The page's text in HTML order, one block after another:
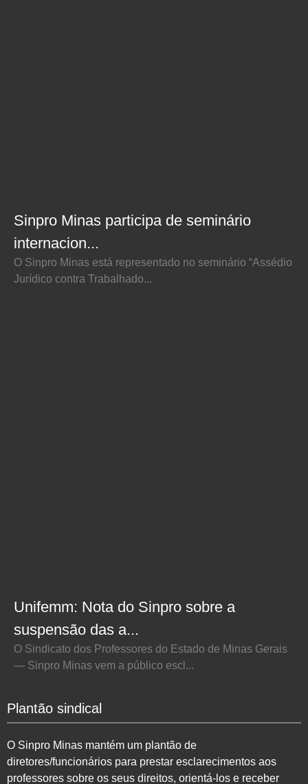
Sinpro Minas participa de seminário
internacion...
O Sinpro Minas está representado no seminário “Assédio
Jurídico contra Trabalhado...
Unifemm: Nota do Sinpro sobre a
suspensão das a...
O Sindicato dos Professores do Estado de Minas Gerais
— Sinpro Minas vem a público escl...
Plantão sindical
O Sinpro Minas mantém um plantão de
diretores/funcionários para prestar esclarecimentos aos
professores sobre os seus direitos, orientá-los e receber